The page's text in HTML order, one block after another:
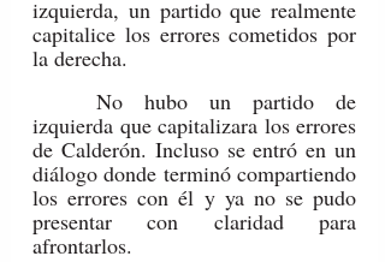
izquierda, un partido que realmente
capitalice los errores cometidos por
la derecha.
izquierda que capitalizara los errores
de Calderón. Incluso se entró en un
diálogo donde terminó compartiendo
los errores con él y ya no se pudo
presentar con claridad para
afrontarlos.